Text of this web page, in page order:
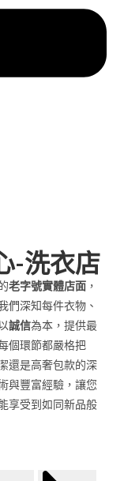
-洗衣店
老字號實體店面 ，
們深知每件衣物、
誠信為本，提供最
個環節都嚴格把
還是高奢包款的深
與豐富經驗，讓您
享受到如同新品般